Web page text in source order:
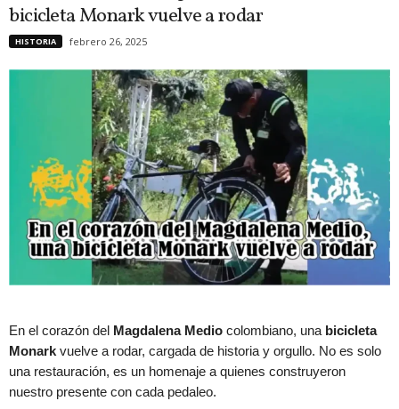
bicicleta Monark vuelve a rodar
HISTORIA febrero 26, 2025
En el corazón del Magdalena Medio colombiano, una bicicleta
Monark vuelve a rodar, cargada de historia y orgullo. No es solo
una restauración, es un homenaje a quienes construyeron
nuestro presente con cada pedaleo.